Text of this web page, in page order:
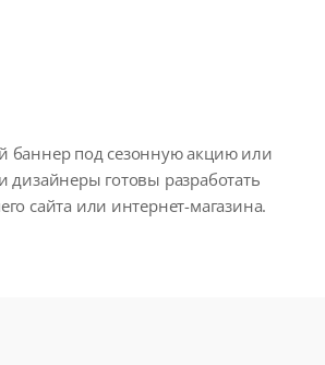
баннер под сезонную акцию или
дизайнеры готовы разработать
сайта или интернет-магазина.